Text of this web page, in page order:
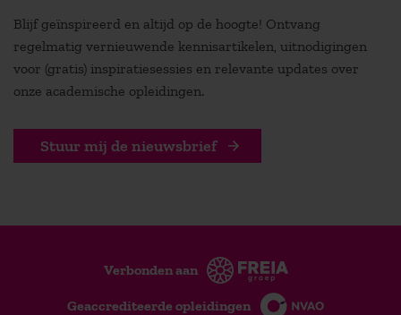
Blijf geïnspireerd en altijd op de hoogte! Ontvang
regelmatig vernieuwende kennisartikelen, uitnodigingen
voor (gratis) inspiratiesessies en relevante updates over
onze academische opleidingen.
Stuur mij de nieuwsbrief
Verbonden aan
Geaccrediteerde opleidingen